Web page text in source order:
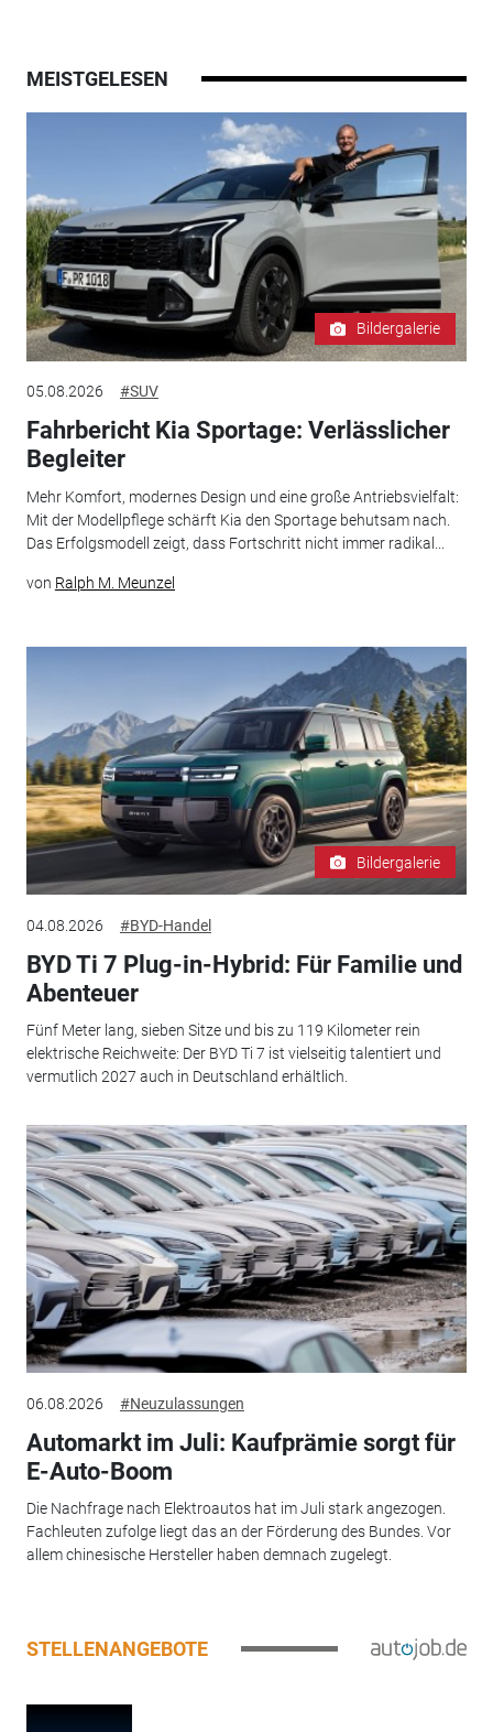
MEISTGELESEN
Bildergalerie
05.08.2026 #SUV
Fahrbericht Kia Sportage: Verlässlicher
Begleiter
Mehr Komfort, modernes Design und eine große Antriebsvielfalt:
Mit der Modellpflege schärft Kia den Sportage behutsam nach.
Das Erfolgsmodell zeigt, dass Fortschritt nicht immer radikal...
von Ralph M. Meunzel
Bildergalerie
04.08.2026 #BYD-Handel
BYD Ti 7 Plug-in-Hybrid: Für Familie und
Abenteuer
Fünf Meter lang, sieben Sitze und bis zu 119 Kilometer rein
elektrische Reichweite: Der BYD Ti 7 ist vielseitig talentiert und
vermutlich 2027 auch in Deutschland erhältlich.
06.08.2026 #Neuzulassungen
Automarkt im Juli: Kaufprämie sorgt für
E-Auto-Boom
Die Nachfrage nach Elektroautos hat im Juli stark angezogen.
Fachleuten zufolge liegt das an der Förderung des Bundes. Vor
allem chinesische Hersteller haben demnach zugelegt.
STELLENANGEBOTE